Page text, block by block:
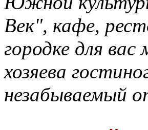
Век", кафе,
городке для
хозяева
незабываемый